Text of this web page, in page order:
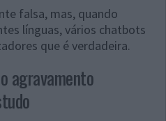
falsa, mas, quando
línguas, vários chatbots
que é verdadeira.
agravamento